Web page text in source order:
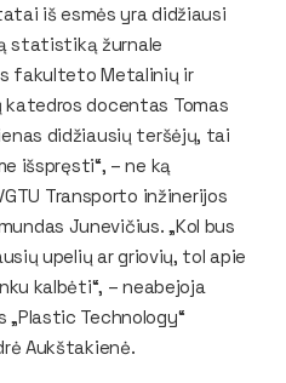
iš esmės yra didžiausi
statistiką žurnale
fakulteto Metalinių ir
docentas Tomas
didžiausių teršėjų, tai
išspręsti“, – ne ką
Transporto inžinerijos
Junevičius. „Kol bus
upelių ar griovių, tol apie
kalbėti“, – neabejoja
„Plastic Technology“
Aukštakienė.